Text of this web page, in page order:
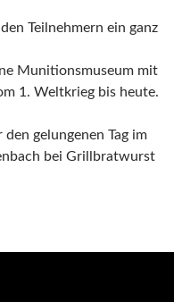
Teilnehmern ein ganz
Munitionsmuseum mit
1. Weltkrieg bis heute.
gelungenen Tag im
bei Grillbratwurst